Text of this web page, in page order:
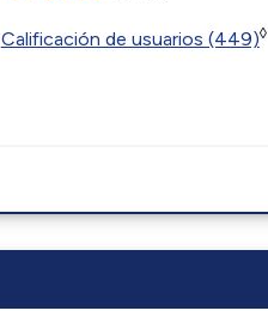
Calificación de usuarios (449)◊